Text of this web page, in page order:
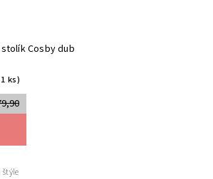
Cosby dub
ks)